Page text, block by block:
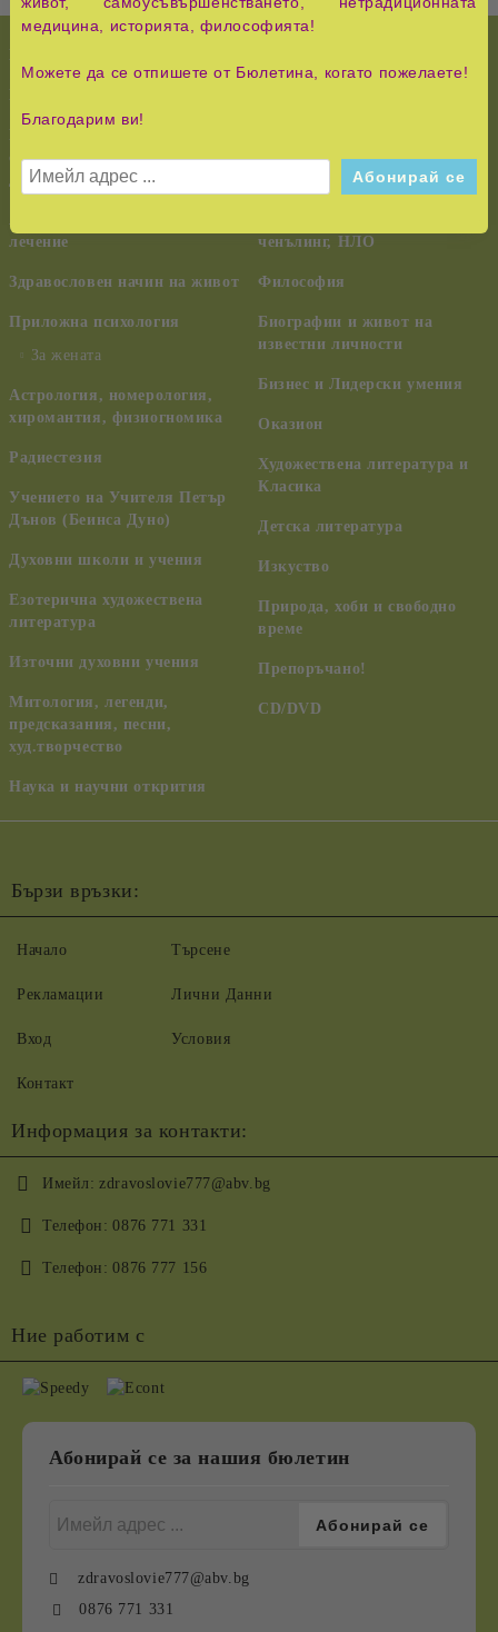
НОВО!
КУРС НА ЧУДЕСАТА
Езотерика,
самоусъвършенстване,
духовно развитие
Алтернативна медицина и
лечение
Здравословен начин на живот
Приложна психология
За жената
Астрология, номерология,
хиромантия, физиогномика
Радиестезия
Учението на Учителя Петър
Дънов (Беинса Дуно)
Духовни школи и учения
Езотерична художествена
литература
Източни духовни учения
Митология, легенди,
предсказания, песни,
худ.творчество
Наука и научни открития
Тайни и загадки
Шаманизъм, индиански
ченълинг, НЛО
Философия
Биографии и живот на
известни личности
Бизнес и Лидерски умения
Оказион
Художествена литература и
Класика
Детска литература
Изкуство
Природа, хоби и свободно
време
Препоръчано!
CD/DVD
Бързи връзки:
Начало
Рекламации
Вход
Контакт
Търсене
Лични Данни
Условия
Информация за контакти:
Имейл: zdravoslovie777@abv.bg
Телефон: 0876 771 331
Телефон: 0876 777 156
Ние работим с
Абонирай се за нашия бюлетин
zdravoslovie777@abv.bg
0876 771 331
медицина, историята, философията!
Можете да се отпишете от Бюлетина, когато пожелаете!
Благодарим ви!